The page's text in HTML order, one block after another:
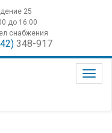
25
до 16:00
снабжения
348-917